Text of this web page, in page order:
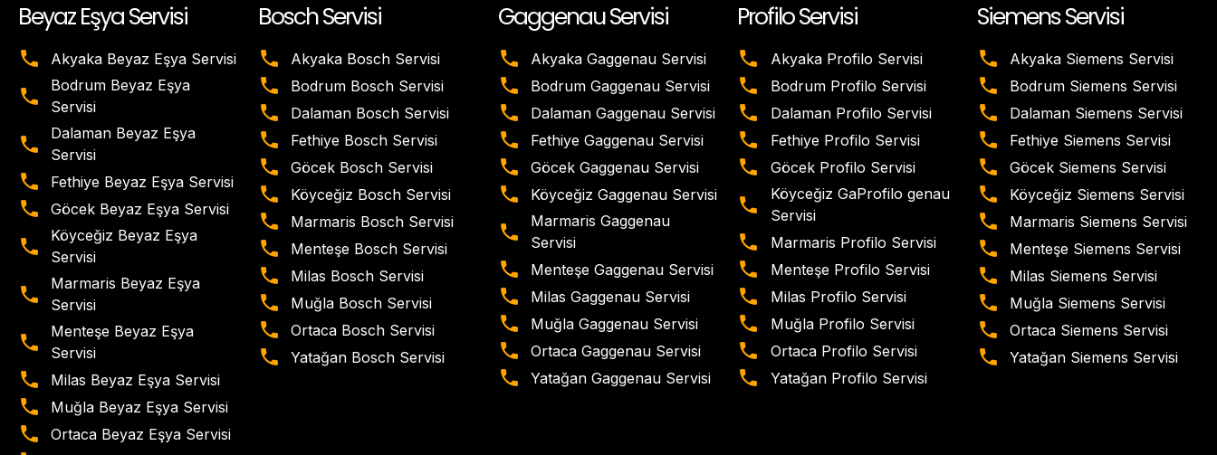
Beyaz Eşya Servisi
Akyaka Beyaz Eşya Servisi
Bodrum Beyaz Eşya
Servisi
Dalaman Beyaz Eşya
Servisi
Fethiye Beyaz Eşya Servisi
Göcek Beyaz Eşya Servisi
Köyceğiz Beyaz Eşya
Servisi
Marmaris Beyaz Eşya
Servisi
Menteşe Beyaz Eşya
Servisi
Milas Beyaz Eşya Servisi
Muğla Beyaz Eşya Servisi
Ortaca Beyaz Eşya Servisi
Bosch Servisi
Akyaka Bosch Servisi
Bodrum Bosch Servisi
Dalaman Bosch Servisi
Fethiye Bosch Servisi
Göcek Bosch Servisi
Köyceğiz Bosch Servisi
Marmaris Bosch Servisi
Menteşe Bosch Servisi
Milas Bosch Servisi
Muğla Bosch Servisi
Ortaca Bosch Servisi
Yatağan Bosch Servisi
Gaggenau Servisi
Akyaka Gaggenau Servisi
Bodrum Gaggenau Servisi
Dalaman Gaggenau Servisi
Fethiye Gaggenau Servisi
Göcek Gaggenau Servisi
Köyceğiz Gaggenau Servisi
Marmaris Gaggenau
Servisi
Menteşe Gaggenau Servisi
Milas Gaggenau Servisi
Muğla Gaggenau Servisi
Ortaca Gaggenau Servisi
Yatağan Gaggenau Servisi
Profilo Servisi
Akyaka Profilo Servisi
Bodrum Profilo Servisi
Dalaman Profilo Servisi
Fethiye Profilo Servisi
Göcek Profilo Servisi
Köyceğiz GaProfilo genau
Servisi
Marmaris Profilo Servisi
Menteşe Profilo Servisi
Milas Profilo Servisi
Muğla Profilo Servisi
Ortaca Profilo Servisi
Yatağan Profilo Servisi
Siemens Servisi
Akyaka Siemens Servisi
Bodrum Siemens Servisi
Dalaman Siemens Servisi
Fethiye Siemens Servisi
Göcek Siemens Servisi
Köyceğiz Siemens Servisi
Marmaris Siemens Servisi
Menteşe Siemens Servisi
Milas Siemens Servisi
Muğla Siemens Servisi
Ortaca Siemens Servisi
Yatağan Siemens Servisi